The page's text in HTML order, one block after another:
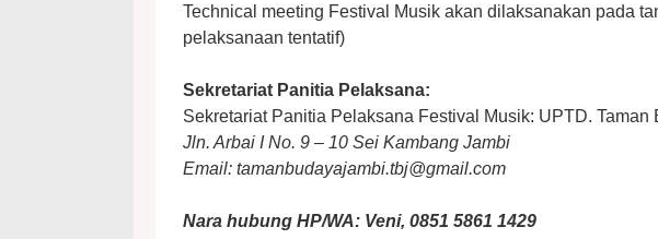
Technical meeting Festival Musik akan dilaksanakan pada
pelaksanaan tentatif)
Sekretariat Panitia Pelaksana:
Sekretariat Panitia Pelaksana Festival Musik: UPTD. Taman
Jln. Arbai I No. 9 – 10 Sei Kambang Jambi
Email: tamanbudayajambi.tbj@gmail.com
Nara hubung HP/WA: Veni, 0851 5861 1429